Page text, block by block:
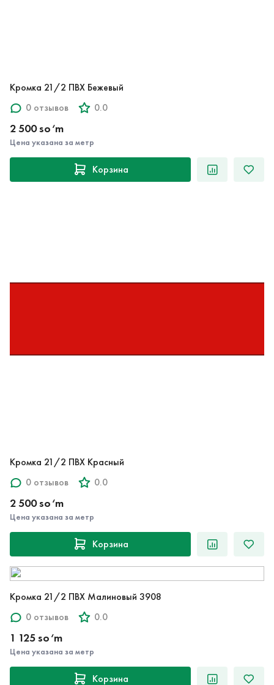
Кромка 21/2 ПВХ Бежевый
0 отзывов
0.0
2 500 so‘m
Цена указана за метр
Корзина
Кромка 21/2 ПВХ Красный
0 отзывов
0.0
2 500 so‘m
Цена указана за метр
Корзина
Кромка 21/2 ПВХ Малиновый 3908
0 отзывов
0.0
1 125 so‘m
Цена указана за метр
Корзина